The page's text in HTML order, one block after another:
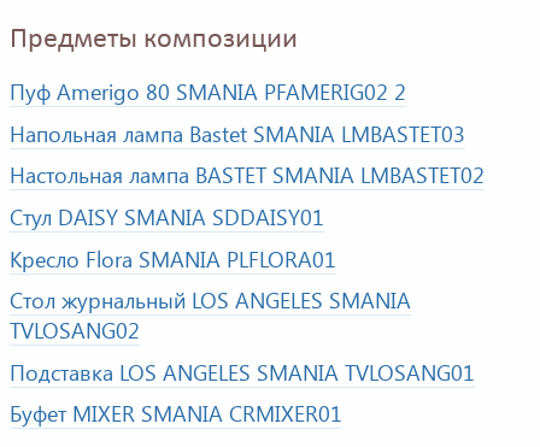
Предметы композиции
Пуф Amerigo 80 SMANIA PFAMERIG02 2
Напольная лампа Bastet SMANIA LMBASTET03
Настольная лампа BASTET SMANIA LMBASTET02
Стул DAISY SMANIA SDDAISY01
Кресло Flora SMANIA PLFLORA01
Стол журнальный LOS ANGELES SMANIA
TVLOSANG02
Подставка LOS ANGELES SMANIA TVLOSANG01
Буфет MIXER SMANIA CRMIXER01